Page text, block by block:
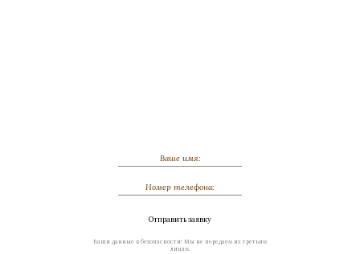
Отправить заявку
Ваши данные в безопасности! Мы не передаем их третьим
лицам.